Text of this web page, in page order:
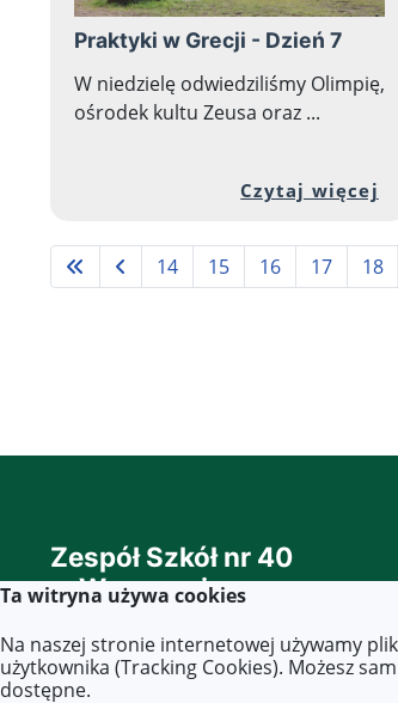
Praktyki w Grecji - Dzień 7
W niedzielę odwiedziliśmy Olimpię,
ośrodek kultu Zeusa oraz ...
Czytaj więcej
14 15 16 17 18
Zespół Szkół nr 40
w Warszawie
Wszelkie prawa zastrzeżone ©.
stronydlaoswaity.pl
Ta witryna używa cookies
Na naszej stronie internetowej używamy
użytkownika (Tracking Cookies). Możesz
dostępne.